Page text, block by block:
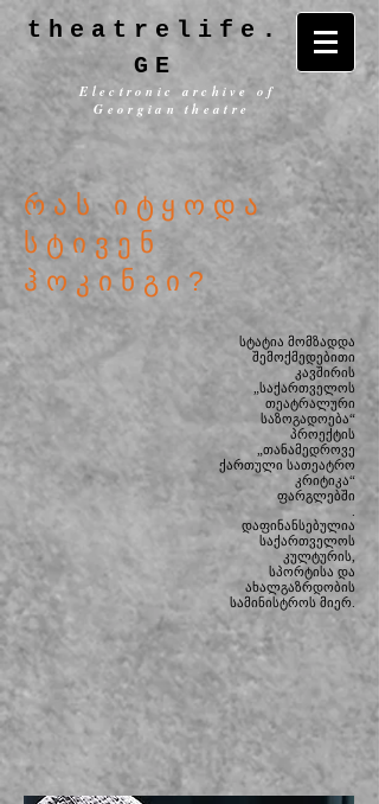
theatrelife.
GE
Electronic archive of
Georgian theatre
რას იტყოდა
სტივენ
ჰოკინგი?
სტატია მომზადდა
შემოქმედებითი
კავშირის
„საქართველოს
თეატრალური
საზოგადოება“
პროექტის
„თანამედროვე
ქართული სათეატრო
კრიტიკა“
ფარგლებში
დაფინანსებულია
საქართველოს
კულტურის,
სპორტისა და
ახალგაზრდობის
სამინისტროს მიერ.